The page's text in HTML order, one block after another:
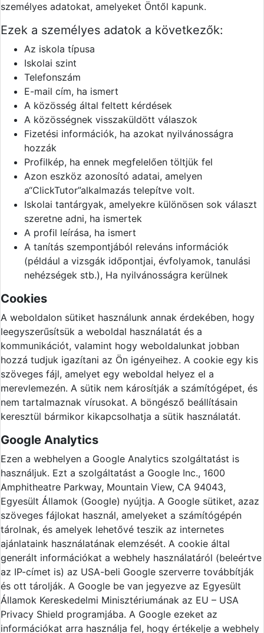
személyes adatokat, amelyeket Öntől kapunk.
Ezek a személyes adatok a következők:
Az iskola típusa
Iskolai szint
Telefonszám
E-mail cím, ha ismert
A közösség által feltett kérdések
A közösségnek visszaküldött válaszok
Fizetési információk, ha azokat nyilvánosságra
hozzák
Profilkép, ha ennek megfelelően töltjük fel
Azon eszköz azonosító adatai, amelyen
a“ClickTutor”alkalmazás telepítve volt.
Iskolai tantárgyak, amelyekre különösen sok választ
szeretne adni, ha ismertek
A profil leírása, ha ismert
A tanítás szempontjából releváns információk
(például a vizsgák időpontjai, évfolyamok, tanulási
nehézségek stb.), Ha nyilvánosságra kerülnek
Cookies
A weboldalon sütiket használunk annak érdekében, hogy
leegyszerűsítsük a weboldal használatát és a
kommunikációt, valamint hogy weboldalunkat jobban
hozzá tudjuk igazítani az Ön igényeihez. A cookie egy kis
szöveges fájl, amelyet egy weboldal helyez el a
merevlemezén. A sütik nem károsítják a számítógépet, és
nem tartalmaznak vírusokat. A böngésző beállításain
keresztül bármikor kikapcsolhatja a sütik használatát.
Google Analytics
Ezen a webhelyen a Google Analytics szolgáltatást is
használjuk. Ezt a szolgáltatást a Google Inc., 1600
Amphitheatre Parkway, Mountain View, CA 94043,
Egyesült Államok (Google) nyújtja. A Google sütiket, azaz
szöveges fájlokat használ, amelyeket a számítógépén
tárolnak, és amelyek lehetővé teszik az internetes
ajánlataink használatának elemzését. A cookie által
generált információkat a webhely használatáról (beleértve
az IP-címet is) az USA-beli Google szerverre továbbítják
és ott tárolják. A Google be van jegyezve az Egyesült
Államok Kereskedelmi Minisztériumának az EU – USA
Privacy Shield programjába. A Google ezeket az
információkat arra használja fel, hogy értékelje a webhely